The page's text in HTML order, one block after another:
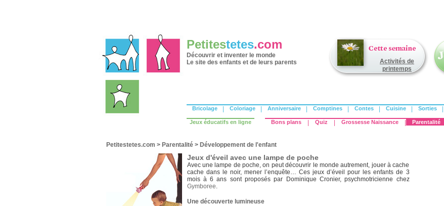
Petitestetes.com
Découvrir et inventer le monde
Le site des enfants et de leurs parents
Activités de
printemps
Bricolage Coloriage Anniversaire Comptines Contes Cuisine Sorties
Jeux éducatifs en ligne Bons plans Quiz Grossesse Naissance Parentalité
Petitestetes.com > Parentalité > Développement de l'enfant
Jeux d'éveil avec une lampe de poche
Avec une lampe de poche, on peut découvrir le monde autrement, jouer à cache
cache dans le noir, mener l’enquête… Ces jeux d’éveil pour les enfants de 3
mois à 6 ans sont proposés par Dominique Cronier, psychmotricienne chez
Gymboree.
Une découverte lumineuse